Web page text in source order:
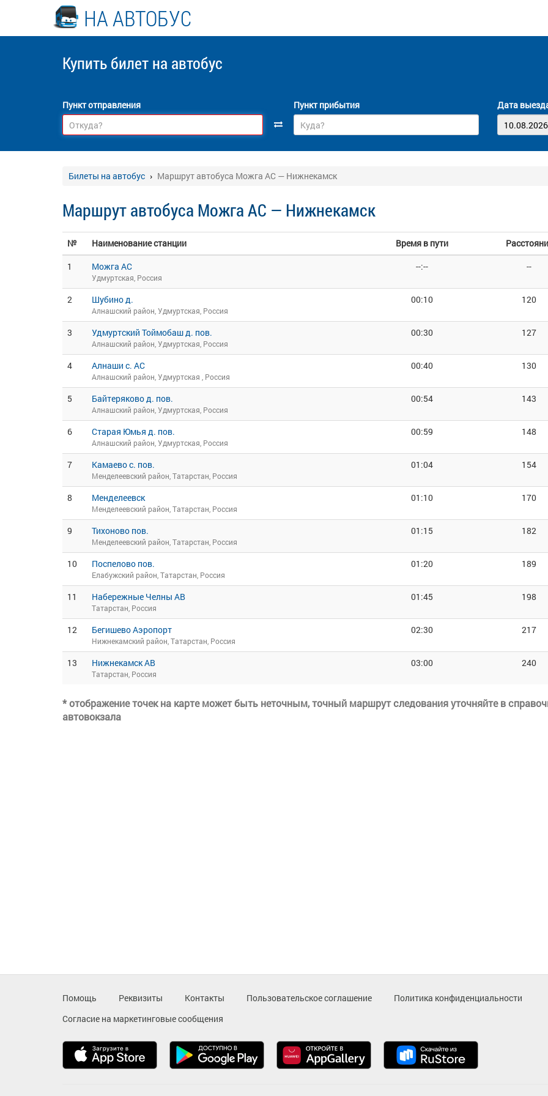
НА АВТОБУС
Купить билет на автобус
Пункт отправления Пункт прибытия Дата
Билеты на автобус Маршрут автобуса Можга АС — Нижнекамск
Маршрут автобуса Можга АС — Нижнекамск
№ Наименование станции Время в пути
1
Можга АС
Удмуртская, Россия
--:-- --
2 Шубино д.
Алнашский район, Удмуртская, Россия
00:10 120
3 Удмуртский Тоймобаш д. пов.
Алнашский район, Удмуртская, Россия
00:30 127
4 Алнаши с. АС
Алнашский район, Удмуртская , Россия
00:40 130
5 Байтеряково д. пов.
Алнашский район, Удмуртская, Россия
00:54 143
6 Старая Юмья д. пов.
Алнашский район, Удмуртская, Россия
00:59 148
7 Камаево с. пов.
Менделеевский район, Татарстан, Россия
01:04 154
8 Менделеевск
Менделеевский район, Татарстан, Россия
01:10 170
9 Тихоново пов.
Менделеевский район, Татарстан, Россия
01:15 182
10 Поспелово пов.
Елабужский район, Татарстан, Россия
01:20 189
11 Набережные Челны АВ
Татарстан, Россия
01:45 198
12 Бегишево Аэропорт
Нижнекамский район, Татарстан, Россия
02:30 217
13 Нижнекамск АВ
Татарстан, Россия
03:00 240
* отображение точек на карте может быть неточным, точный маршрут следования уточняйте в
автовокзала
Помощь Реквизиты Контакты Пользовательское соглашение
Политика конфиденциальности
Согласие на маркетинговые сообщения